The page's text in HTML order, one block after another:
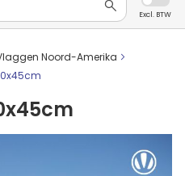
Noord-Amerika